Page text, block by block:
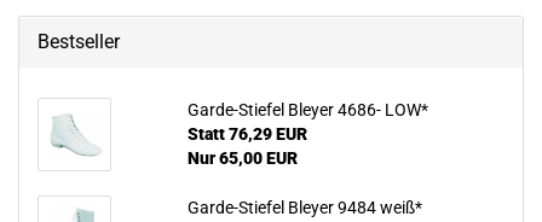
Bestseller
Garde-Stiefel Bleyer 4686- LOW*
Statt 76,29 EUR
Nur 65,00 EUR
Garde-Stiefel Bleyer 9484 weiß*